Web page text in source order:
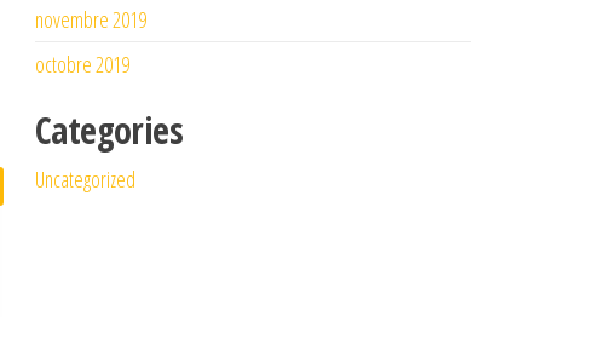
novembre 2019
octobre 2019
Categories
Uncategorized